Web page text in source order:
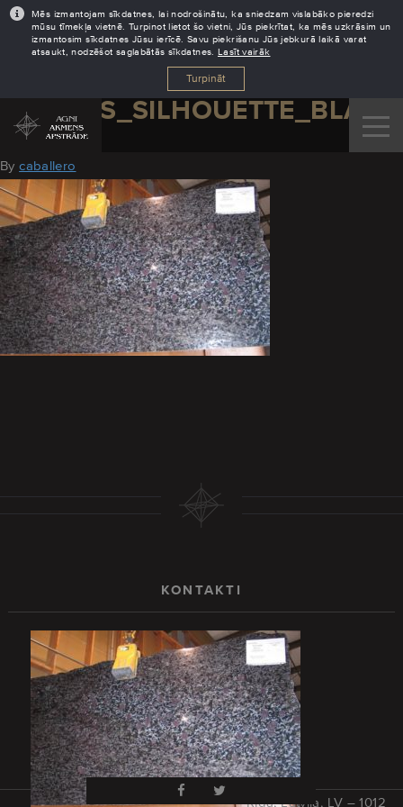
Mēs izmantojam sīkdatnes, lai nodrošinātu, ka sniedzam vislabāko pieredzi
mūsu tīmekļa vietnē. Turpinot lietot šo vietni, Jūs piekrītat, ka mēs uzkrāsim un
izmantosim sīkdatnes Jūsu ierīcē. Savu piekrišanu Jūs jebkurā laikā varat
atsaukt, nodzēšot saglabātās sīkdatnes. Lasīt vairāk
Turpināt
GRANITS_SILHOUETTE_BLACK
August 19, 2016
Bycaballero
KONTAKTI
Rīga, Latvija, LV – 1012